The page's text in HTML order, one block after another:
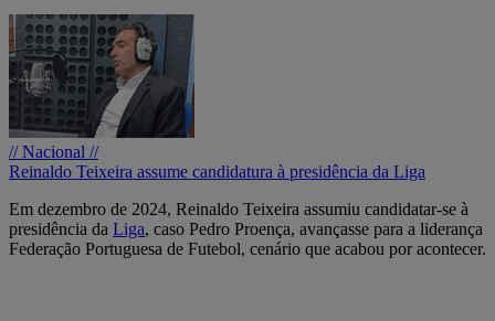
// Nacional //
Reinaldo Teixeira assume candidatura à presidência da Liga
Em dezembro de 2024, Reinaldo Teixeira assumiu candidatar-se à
presidência da Liga, caso Pedro Proença, avançasse para a liderança
Federação Portuguesa de Futebol, cenário que acabou por acontecer.